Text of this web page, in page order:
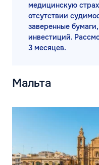
медицинскую
отсутствии
заверенные
инвестиций.
3 месяцев.
Мальта